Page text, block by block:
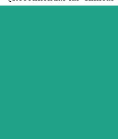
Juan Lachao, Oaxaca?